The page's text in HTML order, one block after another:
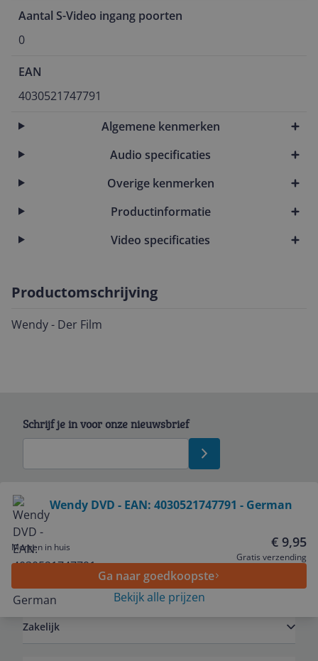
Aantal S-Video ingang poorten
0
EAN
4030521747791
Algemene kenmerken
Audio specificaties
Overige kenmerken
Productinformatie
Video specificaties
Productomschrijving
Wendy - Der Film
Wendy DVD - EAN: 4030521747791 - German
Morgen in huis € 9,95
Gratis verzending
Ga naar goedkoopste
Bekijk alle prijzen
Schrijf je in voor onze nieuwsbrief
Service
Zakelijk